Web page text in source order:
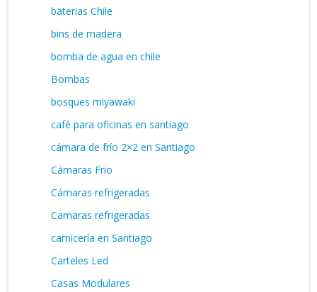
baterias Chile
bins de madera
bomba de agua en chile
Bombas
bosques miyawaki
café para oficinas en santiago
cámara de frío 2×2 en Santiago
Cámaras Frio
Cámaras refrigeradas
Camaras refrigeradas
carnicería en Santiago
Carteles Led
Casas Modulares